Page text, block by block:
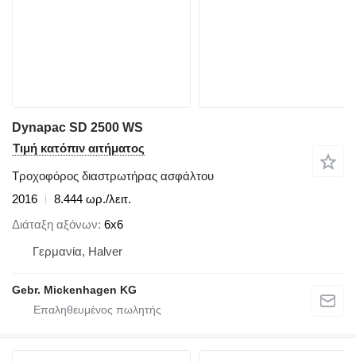
Dynapac SD 2500 WS
Τιμή κατόπιν αιτήματος
Τροχοφόρος διαστρωτήρας ασφάλτου
2016
8.444 ωρ./λειτ.
Διάταξη αξόνων 6x6
Γερμανία, Halver
Gebr. Mickenhagen KG